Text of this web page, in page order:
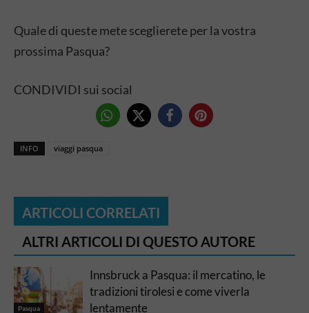
Quale di queste mete sceglierete per la vostra
prossima Pasqua?
CONDIVIDI sui social
INFO viaggi pasqua
ARTICOLI CORRELATI
ALTRI ARTICOLI DI QUESTO AUTORE
Pasqua
Innsbruck a Pasqua: il mercatino, le
tradizioni tirolesi e come viverla
lentamente